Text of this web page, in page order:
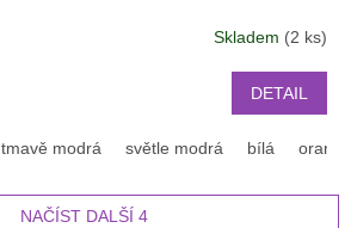
Skladem (2 ks)
DETAIL
tmavě modrá světle modrá bílá
NAČÍST DALŠÍ 4